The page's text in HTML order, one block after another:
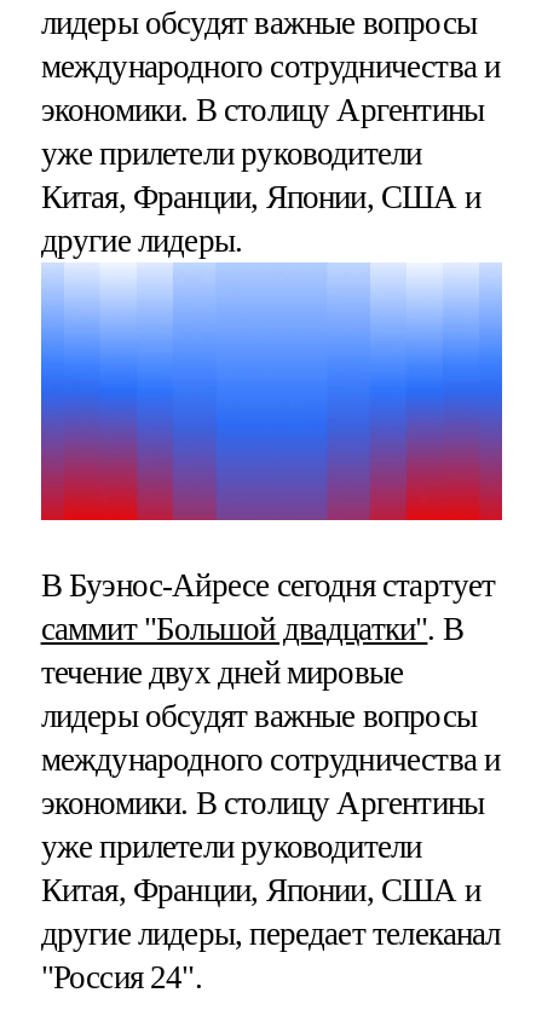
лидеры обсудят важные вопросы
международного сотрудничества и
экономики. В столицу Аргентины
уже прилетели руководители
Китая, Франции, Японии, США и
другие лидеры.
В Буэнос-Айресе сегодня стартует
саммит "Большой двадцатки". В
течение двух дней мировые
лидеры обсудят важные вопросы
международного сотрудничества и
экономики. В столицу Аргентины
уже прилетели руководители
Китая, Франции, Японии, США и
другие лидеры, передает телеканал
"Россия 24".